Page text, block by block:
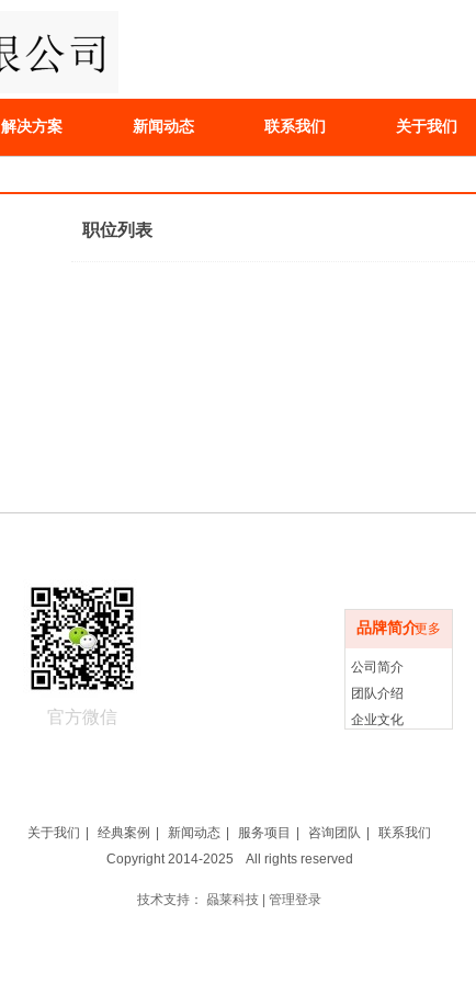
解决方案 新闻动态 联系我们 关于我们
职位列表
品牌简介更多
公司简介
团队介绍
企业文化
官方微信
关于我们 经典案例 新闻动态 服务项目 咨询团队
联系我们
Copyright 2014-2025 All rights reserved
技术支持： 赑莱科技 管理登录